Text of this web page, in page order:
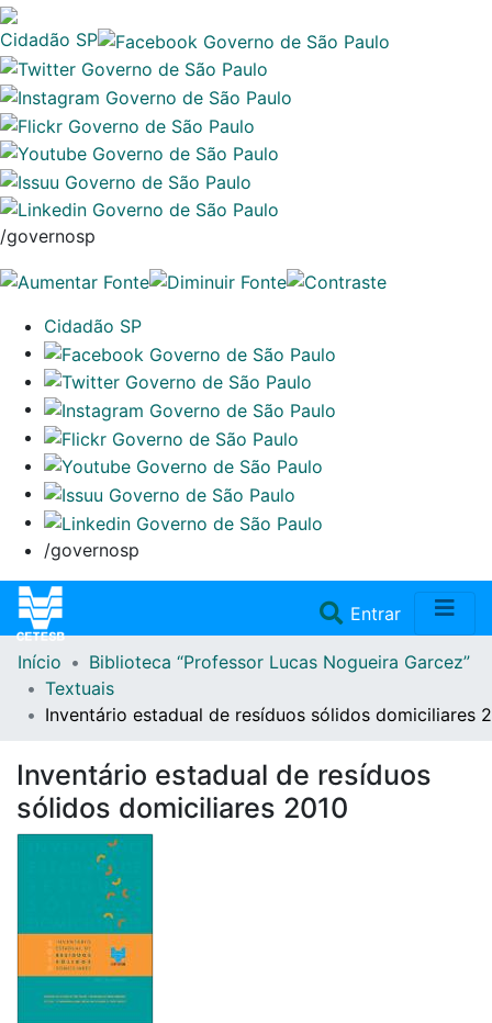
Cidadão SP
/governosp
Cidadão SP
/governosp
Entrar(current)
Home
Repositório
Doações/Aquisições
Fale Conosco
Início
Biblioteca “Professor Lucas Nogueira Garcez”
Textuais
Inventário estadual de resíduos sólidos domiciliares
Inventário estadual de resíduos
sólidos domiciliares 2010